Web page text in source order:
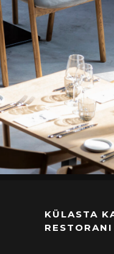
KÜLASTA